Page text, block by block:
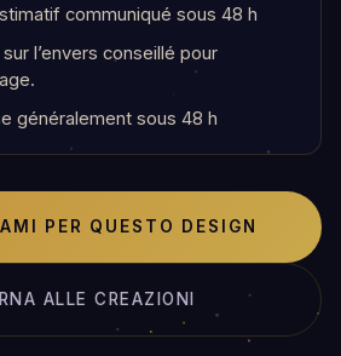
communiqué sous 48 h
l’envers conseillé pour
généralement sous 48 h
PER QUESTO DESIGN
ALLE CREAZIONI